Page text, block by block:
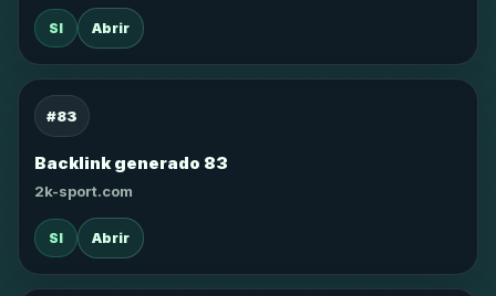
SI Abrir
#83
Backlink generado 83
2k-sport.com
SI Abrir